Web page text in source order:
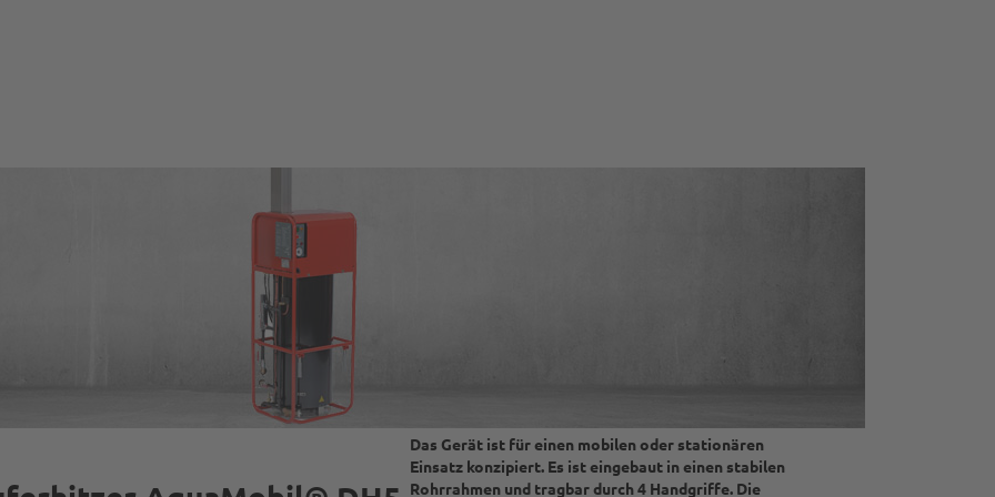
Das Gerät ist für einen mobilen oder stationären
Einsatz konzipiert. Es ist eingebaut in einen stabilen
Rohrrahmen und tragbar durch 4 Handgriffe. Die